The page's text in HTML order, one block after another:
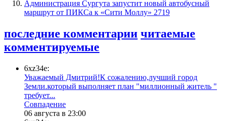
​Администрация Сургута запустит новый автобусный
маршрут от ПИКСа к «Сити Моллу» 2719
последние комментарии читаемые
комментируемые
6xz34e:
Уважаемый Дмитрий!К сожалению,лучший город
Земли.который выполняет план "миллионный житель "
требует...
​Совпадение
06 августа в 23:00